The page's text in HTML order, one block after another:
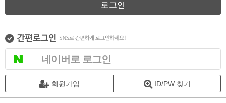
로그인
네이버로 로그인
회원가입 ID/PW 찾기